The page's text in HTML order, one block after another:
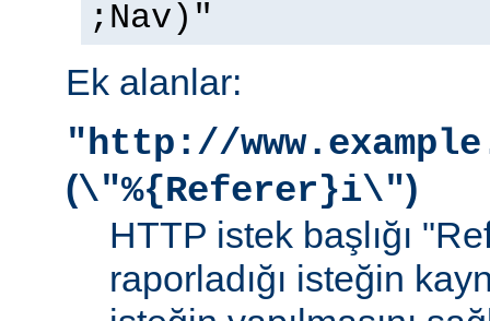
;Nav)"
Ek alanlar:
"http://
(\"%{Referer}i\")
HTTP istek başlığı
raporladığı isteğin